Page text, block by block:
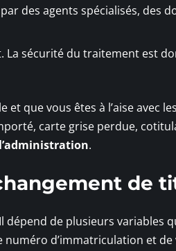
des agents spécialisés, des
La sécurité du traitement est
que vous êtes à l’aise avec
carte grise perdue,
.
de
dépend de plusieurs variables
d’immatriculation et